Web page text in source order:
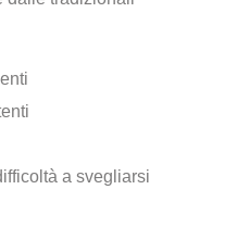
a svegliarsi